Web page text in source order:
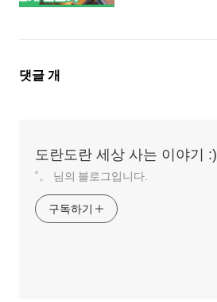
댓
댓글 개
도란도란 세상 사는 이야기 :)
˚。 님의 블로그입니다.
구독하기